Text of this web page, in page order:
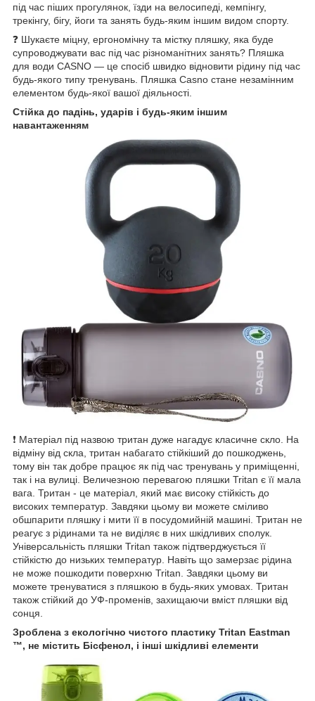
під час піших прогулянок, їзди на велосипеді, кемпінгу,
трекінгу, бігу, йоги та занять будь-яким іншим видом спорту.
❓ Шукаєте міцну, ергономічну та містку пляшку, яка буде
супроводжувати вас під час різноманітних занять? Пляшка
для води CASNO — це спосіб швидко відновити рідину під час
будь-якого типу тренувань. Пляшка Casno стане незамінним
елементом будь-якої вашої діяльності.
Стійка до падінь, ударів і будь-яким іншим
навантаженням
❗ Матеріал під назвою тритан дуже нагадує класичне скло. На
відміну від скла, тритан набагато стійкіший до пошкоджень,
тому він так добре працює як під час тренувань у приміщенні,
так і на вулиці. Величезною перевагою пляшки Tritan є її мала
вага. Тритан - це матеріал, який має високу стійкість до
високих температур. Завдяки цьому ви можете сміливо
обшпарити пляшку і мити її в посудомийній машині. Тритан не
реагує з рідинами та не виділяє в них шкідливих сполук.
Універсальність пляшки Tritan також підтверджується її
стійкістю до низьких температур. Навіть що замерзає рідина
не може пошкодити поверхню Tritan. Завдяки цьому ви
можете тренуватися з пляшкою в будь-яких умовах. Тритан
також стійкий до УФ-променів, захищаючи вміст пляшки від
сонця.
Зроблена з екологічно чистого пластику Tritan Eastman
™, не містить Бісфенол, і інші шкідливі елементи